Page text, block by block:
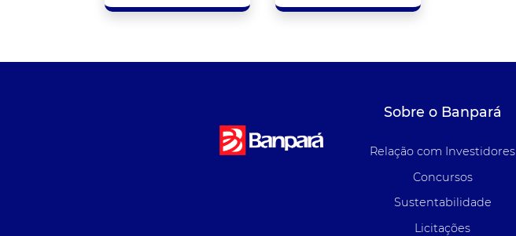
Sobre o Banpará
Relação com Investidores
Concursos
Sustentabilidade
Licitações